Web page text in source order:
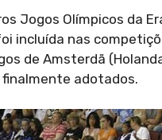
Jogos Olímpicos da
incluída nas
de Amsterdã
adotados.